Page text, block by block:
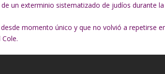
un exterminio sistematizado de judíos durante la
momento único y que no volvió a repetirse